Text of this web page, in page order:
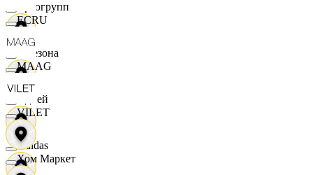
Яркогрупп
4 Сезона
7 дней
Adidas
ECRU
MAAG
VILET
Хом Маркет